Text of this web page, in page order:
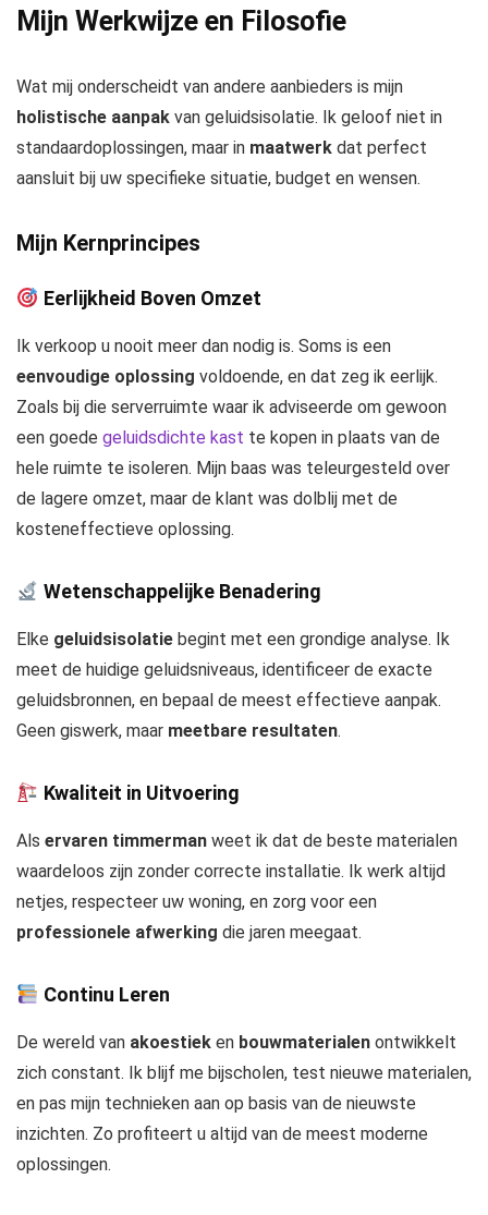
Mijn Werkwijze en Filosofie
Wat mij onderscheidt van andere aanbieders is mijn
holistische aanpak van geluidsisolatie. Ik geloof niet in
standaardoplossingen, maar in maatwerk dat perfect
aansluit bij uw specifieke situatie, budget en wensen.
Mijn Kernprincipes
Eerlijkheid Boven Omzet
Ik verkoop u nooit meer dan nodig is. Soms is een
eenvoudige oplossing voldoende, en dat zeg ik eerlijk.
Zoals bij die serverruimte waar ik adviseerde om gewoon
een goede geluidsdichte kast te kopen in plaats van de
hele ruimte te isoleren. Mijn baas was teleurgesteld over
de lagere omzet, maar de klant was dolblij met de
kosteneffectieve oplossing.
Wetenschappelijke Benadering
Elke geluidsisolatie begint met een grondige analyse. Ik
meet de huidige geluidsniveaus, identificeer de exacte
geluidsbronnen, en bepaal de meest effectieve aanpak.
Geen giswerk, maar meetbare resultaten.
Kwaliteit in Uitvoering
Als ervaren timmerman weet ik dat de beste materialen
waardeloos zijn zonder correcte installatie. Ik werk altijd
netjes, respecteer uw woning, en zorg voor een
professionele afwerking die jaren meegaat.
Continu Leren
De wereld van akoestiek en bouwmaterialen ontwikkelt
zich constant. Ik blijf me bijscholen, test nieuwe materialen,
en pas mijn technieken aan op basis van de nieuwste
inzichten. Zo profiteert u altijd van de meest moderne
oplossingen.